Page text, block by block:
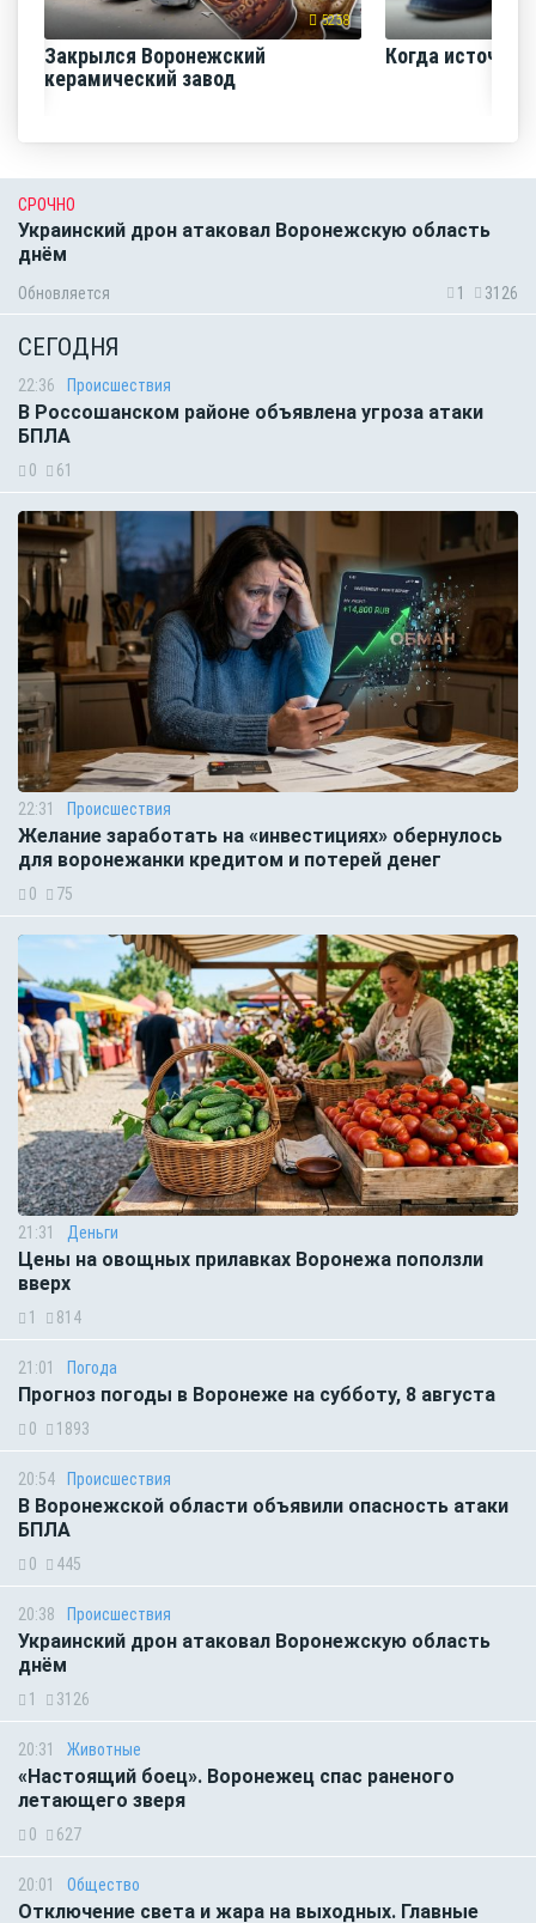
5258
Закрылся Воронежский
керамический завод
Когда
СРОЧНО
Украинский дрон атаковал Воронежскую область
днём
Обновляется 1 3126
СЕГОДНЯ
22:36 Происшествия
В Россошанском районе объявлена угроза атаки
БПЛА
0 61
22:31 Происшествия
Желание заработать на «инвестициях» обернулось
для воронежанки кредитом и потерей денег
0 75
21:31 Деньги
Цены на овощных прилавках Воронежа поползли
вверх
1 814
21:01 Погода
Прогноз погоды в Воронеже на субботу, 8 августа
0 1893
20:54 Происшествия
В Воронежской области объявили опасность атаки
БПЛА
0 445
20:38 Происшествия
Украинский дрон атаковал Воронежскую область
днём
1 3126
20:31 Животные
«Настоящий боец». Воронежец спас раненого
летающего зверя
0 627
20:01 Общество
Отключение света и жара на выходных. Главные